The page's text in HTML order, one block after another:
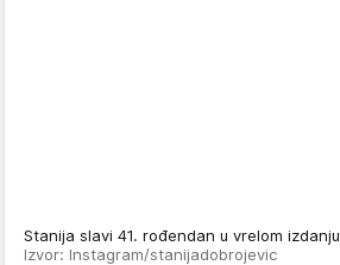
Stanija slavi 41. rođendan u vrelom izdanju
Izvor: Instagram/stanijadobrojevic